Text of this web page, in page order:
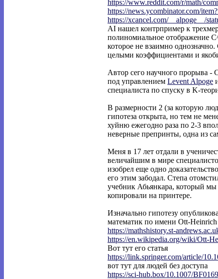
https://www.reddit.com/r/math/
https://news.ycombinator.com/
https://xcancel.com/__alpoge__/
AI нашел контрпример к
полиномиальное отображение
которое не взаимно
целыми коэффициентами и
Автор сего научного прорыва -
под управлением Levent Alpoge
специалиста по спуску в K-
В размерности 2 (за которую
гипотеза открыта, но тем не
хуйню ежегодно раза по 2-3
неверные препринты, одна из
Меня в 17 лет отдали в
величайшим в мире
изобрел еще одно
его этим забодал. Степа
учебник Абьянкара, который
копировали на принтере.
Изначально гипотезу
математик по имени Ott-
https://mathshistory.st-
https://en.wikipedia.org/wiki/Ott-
Вот тут его статья
https://link.springer.com/article/
вот тут для людей без доступа
https://sci-hub.box/10.1007/